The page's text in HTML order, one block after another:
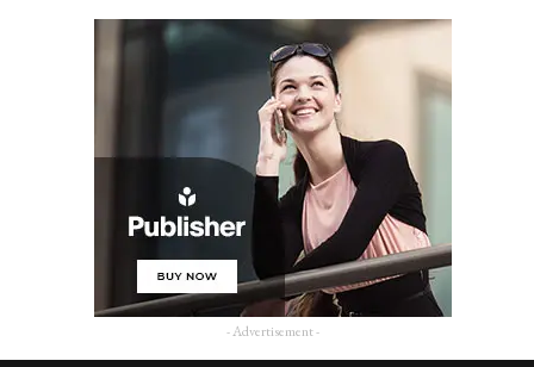
- Advertisement -